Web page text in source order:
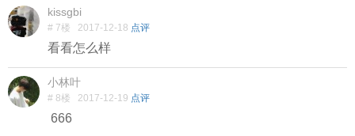
kissgbi
# 7楼 2017-12-18 点评
看看怎么样
小林叶
# 8楼 2017-12-19 点评
666